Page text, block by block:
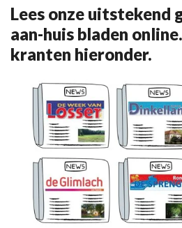
Lees onze uitstekend
aan-huis bladen
kranten hieronder.